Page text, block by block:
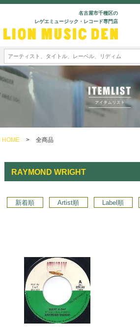
名古屋市千種区の
レゲエミュージック・レコード専門店
HOME > 全商品
RAYMOND WRIGHT
新着順 Artist順 Label順